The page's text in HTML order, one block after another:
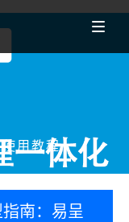
用教程
南：易呈